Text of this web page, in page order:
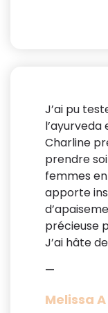
J’ai pu
l’ayurveda
Charline
prendre
femmes
apporte
précieuse
J’ai hâte
—
Melissa A